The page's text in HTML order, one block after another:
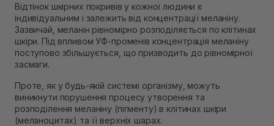
Відтінок шкірних покривів у кожної людини є
індивідуальним і залежить від концентрації меланіну.
Зазвичай, меланін рівномірно розподіляється по клітинах
шкіри. Під впливом УФ-променів концентрація меланіну
поступово збільшується, що призводить до рівномірної
засмаги.
Проте, як у будь-якій системі організму, можуть
виникнути порушення процесу утворення та
розподілення меланіну (пігменту) в клітинах шкіри
(меланоцитах) та її верхніх шарах.